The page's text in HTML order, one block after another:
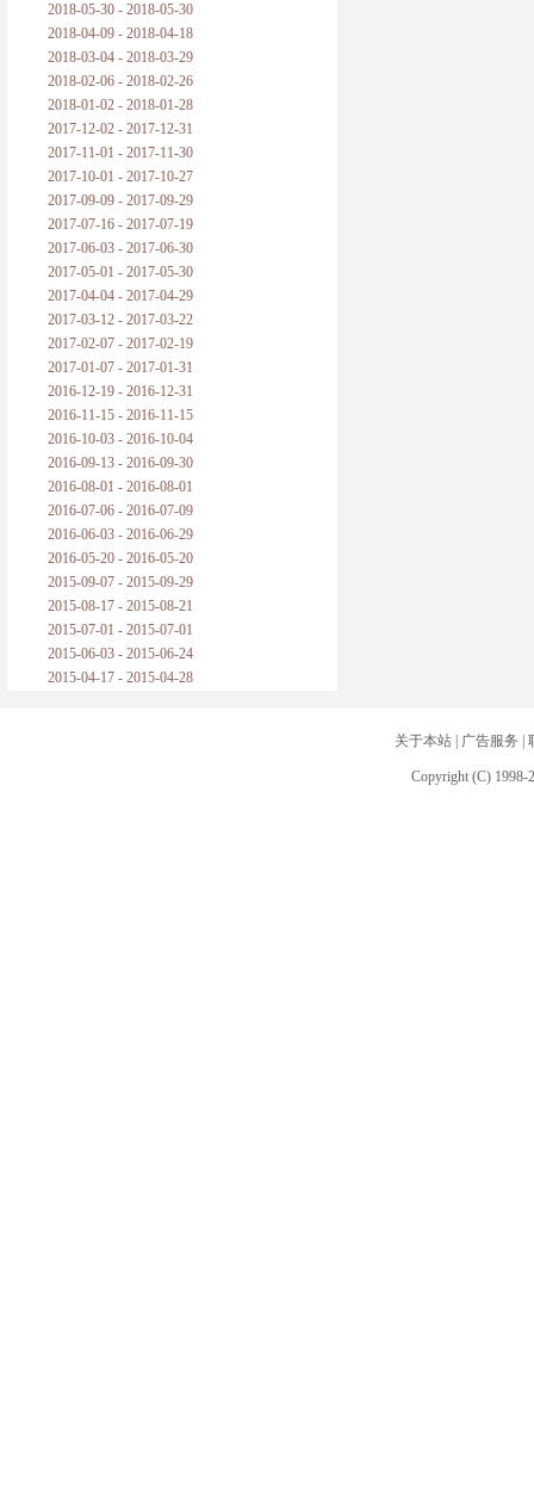
2018-05-30 - 2018-05-30
2018-04-09 - 2018-04-18
2018-03-04 - 2018-03-29
2018-02-06 - 2018-02-26
2018-01-02 - 2018-01-28
2017-12-02 - 2017-12-31
2017-11-01 - 2017-11-30
2017-10-01 - 2017-10-27
2017-09-09 - 2017-09-29
2017-07-16 - 2017-07-19
2017-06-03 - 2017-06-30
2017-05-01 - 2017-05-30
2017-04-04 - 2017-04-29
2017-03-12 - 2017-03-22
2017-02-07 - 2017-02-19
2017-01-07 - 2017-01-31
2016-12-19 - 2016-12-31
2016-11-15 - 2016-11-15
2016-10-03 - 2016-10-04
2016-09-13 - 2016-09-30
2016-08-01 - 2016-08-01
2016-07-06 - 2016-07-09
2016-06-03 - 2016-06-29
2016-05-20 - 2016-05-20
2015-09-07 - 2015-09-29
2015-08-17 - 2015-08-21
2015-07-01 - 2015-07-01
2015-06-03 - 2015-06-24
2015-04-17 - 2015-04-28
关于本站| 广告服务
Copyright (C) 1998-